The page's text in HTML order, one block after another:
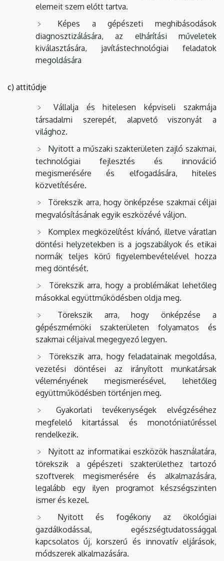
elemeit szem előtt tartva.
Képes a gépészeti meghibásodások
diagnosztizálására, az elhárítási műveletek
kiválasztására, javítástechnológiai feladatok
megoldására
c) attitűdje
Vállalja és hitelesen képviseli szakmája
társadalmi szerepét, alapvető viszonyát a
világhoz.
Nyitott a műszaki szakterületen zajló szakmai,
technológiai fejlesztés és innováció
megismerésére és elfogadására, hiteles
közvetítésére.
Törekszik arra, hogy önképzése szakmai céljai
megvalósításának egyik eszközévé váljon.
Komplex megközelítést kívánó, illetve váratlan
döntési helyzetekben is a jogszabályok és etikai
normák teljes körű figyelembevételével hozza
meg döntését.
Törekszik arra, hogy a problémákat lehetőleg
másokkal együttműködésben oldja meg.
Törekszik arra, hogy önképzése a
gépészmérnöki szakterületen folyamatos és
szakmai céljaival megegyező legyen.
Törekszik arra, hogy feladatainak megoldása,
vezetési döntései az irányított munkatársak
véleményének megismerésével, lehetőleg
együttműködésben történjen meg.
Gyakorlati tevékenységek elvégzéséhez
megfelelő kitartással és monotóniatűréssel
rendelkezik.
Nyitott az informatikai eszközök használatára,
törekszik a gépészeti szakterülethez tartozó
szoftverek megismerésére és alkalmazására,
legalább egy ilyen programot készségszinten
ismer és kezel.
Nyitott és fogékony az ökológiai
gazdálkodással, egészségtudatossággal
kapcsolatos új, korszerű és innovatív eljárások,
módszerek alkalmazására.